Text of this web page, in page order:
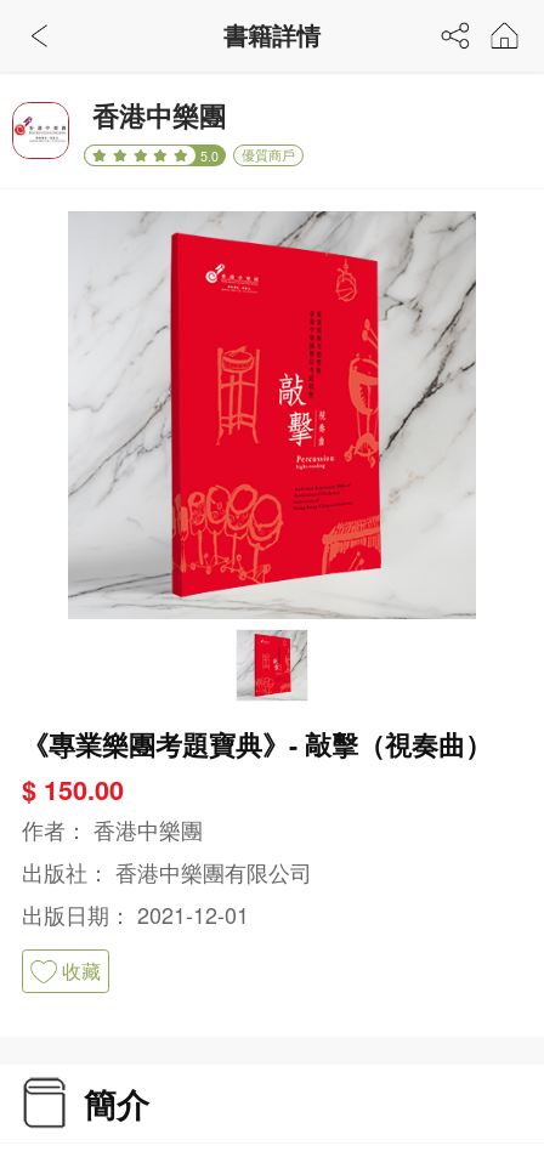
香港中樂團
5.0 優質商戶
《專業樂團考題寶典》- 敲擊（視奏曲）
$ 150.00
作者： 香港中樂團
出版社： 香港中樂團有限公司
出版日期： 2021-12-01
收藏
簡介
書籍詳情